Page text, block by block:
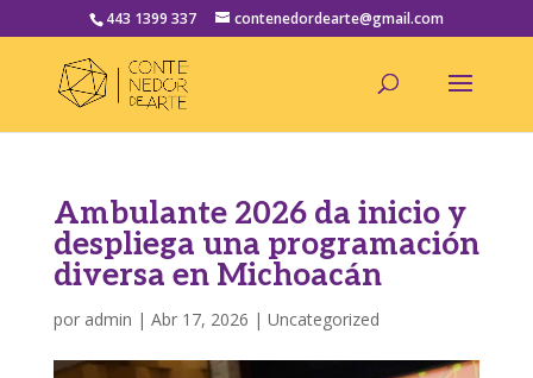
443 1399 337 contenedordearte@gmail.com
Ambulante 2026 da inicio y
despliega una programación
diversa en Michoacán
por admin | Abr 17, 2026 | Uncategorized